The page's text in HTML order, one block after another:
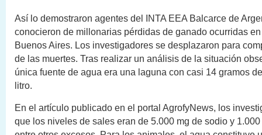
Así lo demostraron agentes del INTA EEA Balcarce de
conocieron de millonarias pérdidas de ganado ocurridas
Buenos Aires. Los investigadores se desplazaron para
de las muertes. Tras realizar un análisis de la situación
única fuente de agua era una laguna con casi 14 gramos
litro.
En el artículo publicado en el portal AgrofyNews, los
que los niveles de sales eran de 5.000 mg de sodio y